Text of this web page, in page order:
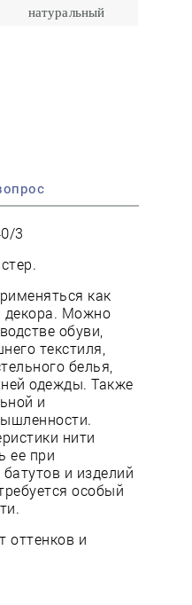
натуральный
3
как
декора. Можно
обуви,
текстиля,
белья,
одежды. Также
и
нити
ее при
и изделий
особый
оттенков и